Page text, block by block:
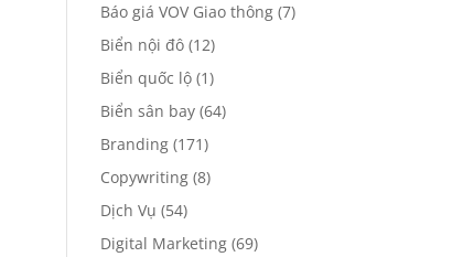
Báo giá VOV Giao thông (7)
Biển nội đô (12)
Biển quốc lộ (1)
Biển sân bay (64)
Branding (171)
Copywriting (8)
Dịch Vụ (54)
Digital Marketing (69)